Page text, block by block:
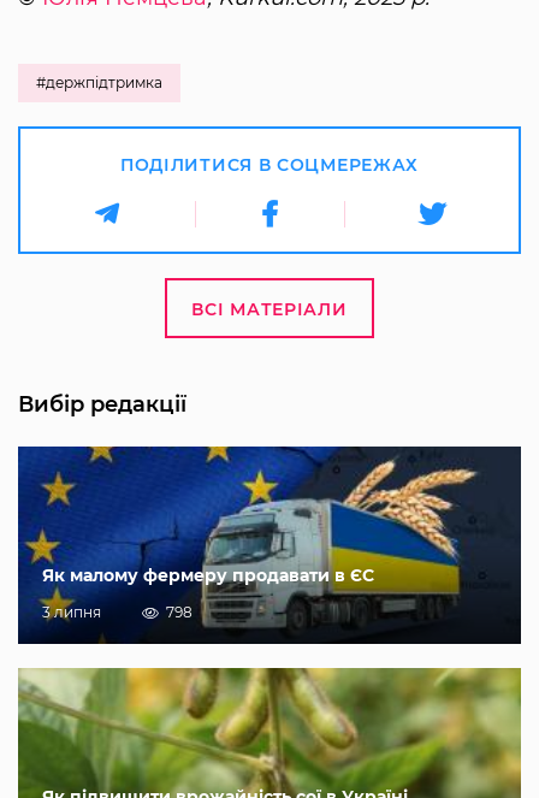
#держпідтримка
ПОДІЛИТИСЯ В СОЦМЕРЕЖАХ
ВСІ МАТЕРІАЛИ
Вибір редакції
Як малому фермеру продавати в ЄС
3 липня 798